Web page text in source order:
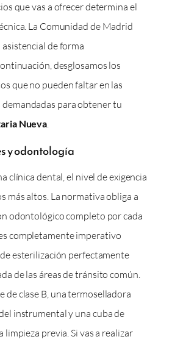
que vas a ofrecer determina el
La Comunidad de Madrid
de forma
desglosamos los
que no pueden faltar en las
demandadas para obtener tu
Nueva.
y odontología
clínica dental, el nivel de exigencia
más altos. La normativa obliga a
odontológico completo por cada
completamente imperativo
esterilización perfectamente
de las áreas de tránsito común.
de clase B, una termoselladora
instrumental y una cuba de
previa. Si vas a realizar